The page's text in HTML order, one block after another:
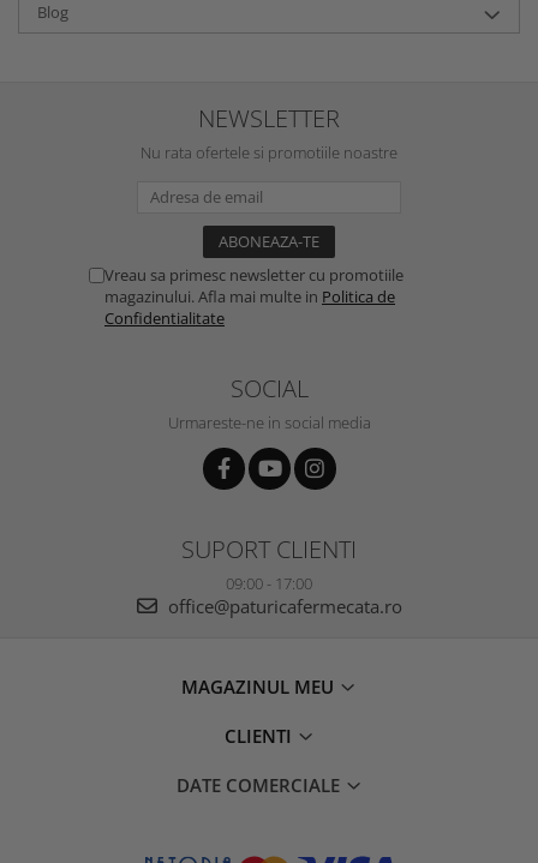
Blog
NEWSLETTER
Nu rata ofertele si promotiile noastre
Vreau sa primesc newsletter cu promotiile
magazinului. Afla mai multe in Politica de
Confidentialitate
SOCIAL
Urmareste-ne in social media
SUPORT CLIENTI
09:00 - 17:00
office@paturicafermecata.ro
MAGAZINUL MEU
CLIENTI
DATE COMERCIALE